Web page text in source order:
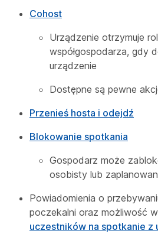
Cohost
Urządzenie otrzymuje
współgospodarza, gdy
urządzenie
Dostępne są pewne
Przenieś hosta i odejdź
Blokowanie spotkania
Gospodarz może
osobisty lub
Powiadomienia o
poczekalni oraz możliwość
uczestników na spotkanie z